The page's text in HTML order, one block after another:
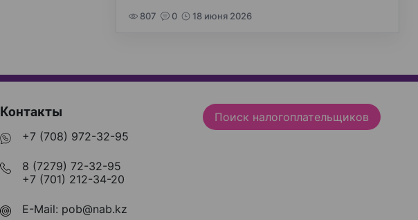
807 0 18 июня 2026
Контакты
+7 (708) 972-32-95
8 (7279) 72-32-95
+7 (701) 212-34-20
E-Mail: pob@nab.kz
Поиск налогоплательщиков